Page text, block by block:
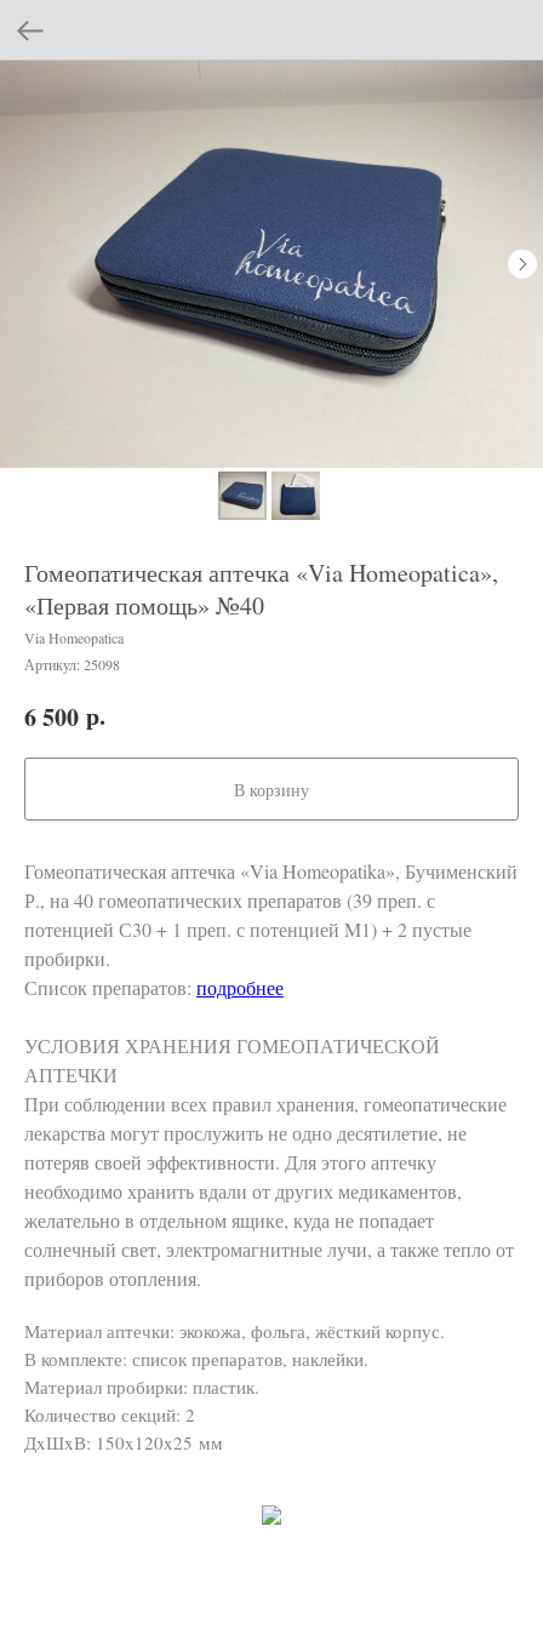
Гомеопатическая аптечка «Via Homeopatica»,
«Первая помощь» №40
Via Homeopatica
Артикул: 25098
6 500 р.
В корзину
Гомеопатическая аптечка «Via Homeopatika», Бучименский
Р., на 40 гомеопатических препаратов (39 преп. с
потенцией С30 + 1 преп. с потенцией M1) + 2 пустые
пробирки.
Список препаратов: подробнее
УСЛОВИЯ ХРАНЕНИЯ ГОМЕОПАТИЧЕСКОЙ
АПТЕЧКИ
При соблюдении всех правил хранения, гомеопатические
лекарства могут прослужить не одно десятилетие, не
потеряв своей эффективности. Для этого аптечку
необходимо хранить вдали от других медикаментов,
желательно в отдельном ящике, куда не попадает
солнечный свет, электромагнитные лучи, а также тепло от
приборов отопления.
Материал аптечки: экокожа, фольга, жёсткий корпус.
В комплекте: список препаратов, наклейки.
Материал пробирки: пластик.
Количество секций: 2
ДxШxВ: 150x120x25 мм